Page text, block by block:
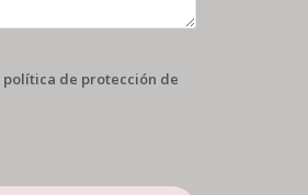
política de protección de